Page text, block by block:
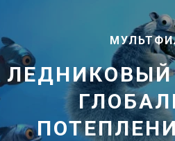
Работа с аудио
Работа с текстом
Локализация и
Другие услуги
Русские дикторы
Актеры озвучки
Контакты
ИИ голоса